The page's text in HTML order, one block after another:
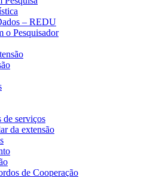
– REDU
o Pesquisador
de serviços
da extensão
de Cooperação